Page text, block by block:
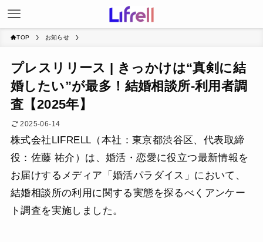
TOP お知らせ
プレスリリース | きっかけは“真剣に結
婚したい”が最多！結婚相談所-利用者調
査【2025年】
2025-06-14
株式会社LIFRELL（本社：東京都渋谷区、代表取締
役：佐藤 祐介）は、婚活・恋愛に役立つ最新情報を
お届けするメディア「婚活パラダイス」において、
結婚相談所の利用に関する実態を探るべくアンケー
ト調査を実施しました。